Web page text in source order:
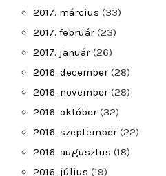
2017. március (33)
2017. február (23)
2017. január (26)
2016. december (28)
2016. november (28)
2016. október (32)
2016. szeptember (22)
2016. augusztus (18)
2016. július (19)